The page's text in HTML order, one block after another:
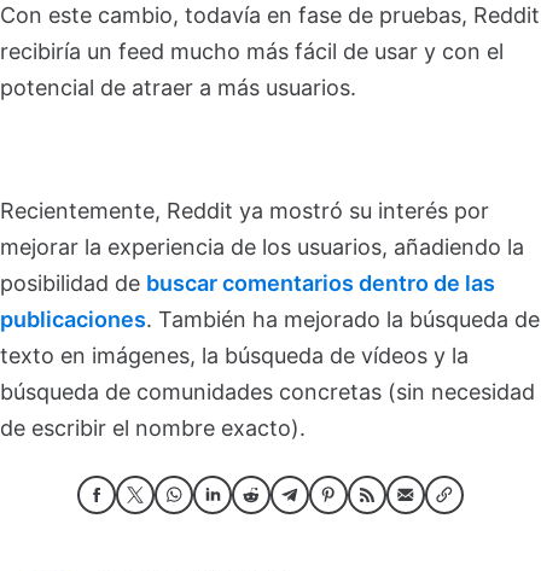
Con este cambio, todavía en fase de pruebas, Reddit
recibiría un feed mucho más fácil de usar y con el
potencial de atraer a más usuarios.
Recientemente, Reddit ya mostró su interés por
mejorar la experiencia de los usuarios, añadiendo la
posibilidad de buscar comentarios dentro de las
publicaciones. También ha mejorado la búsqueda de
texto en imágenes, la búsqueda de vídeos y la
búsqueda de comunidades concretas (sin necesidad
de escribir el nombre exacto).